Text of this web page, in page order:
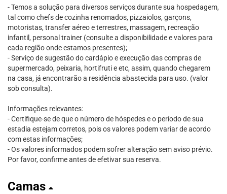
- Temos a solução para diversos serviços durante sua hospedagem,
tal como chefs de cozinha renomados, pizzaiolos, garçons,
motoristas, transfer aéreo e terrestres, massagem, recreação
infantil, personal trainer (consulte a disponibilidade e valores para
cada região onde estamos presentes);
- Serviço de sugestão do cardápio e execução das compras de
supermercado, peixaria, hortifruti e etc, assim, quando chegarem
na casa, já encontrarão a residência abastecida para uso. (valor
sob consulta).
Informações relevantes:
- Certifique-se de que o número de hóspedes e o período de sua
estadia estejam corretos, pois os valores podem variar de acordo
com estas informações;
- Os valores informados podem sofrer alteração sem aviso prévio.
Por favor, confirme antes de efetivar sua reserva.
Camas